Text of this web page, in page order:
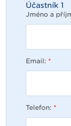
Účastník 1
Jméno a
Email: *
Telefon: *